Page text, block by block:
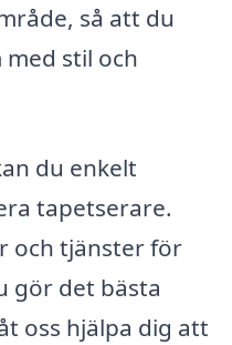
så att du
stil och
du enkelt
tapetserare.
och tjänster för
gör det bästa
oss hjälpa dig att